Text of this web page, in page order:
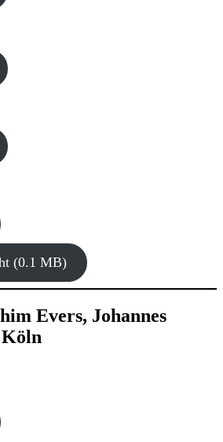
(0.1 MB)
Evers, Johannes